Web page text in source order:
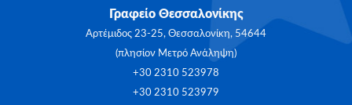
Γραφείο Θεσσαλονίκης
Αρτέμιδος 23-25, Θεσσαλονίκη, 54644
(πλησίον Μετρό Ανάληψη)
+30 2310 523978
+30 2310 523979